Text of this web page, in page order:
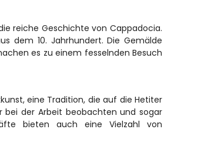
reiche Geschichte von Cappadocia.
dem 10. Jahrhundert. Die Gemälde
es zu einem fesselnden Besuch
eine Tradition, die auf die Hetiter
bei der Arbeit beobachten und sogar
bieten auch eine Vielzahl von